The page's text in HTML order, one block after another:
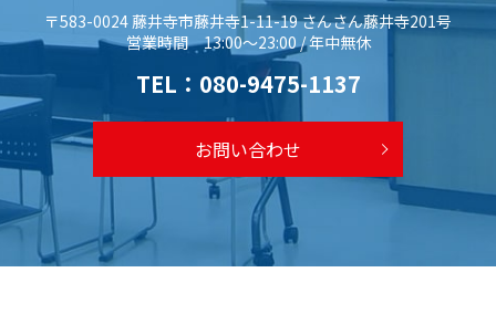
〒583-0024 藤井寺市藤井寺1-11-19 さんさん藤井寺201号
営業時間 13:00～23:00 / 年中無休
TEL： 080-9475-1137
お問い合わせ